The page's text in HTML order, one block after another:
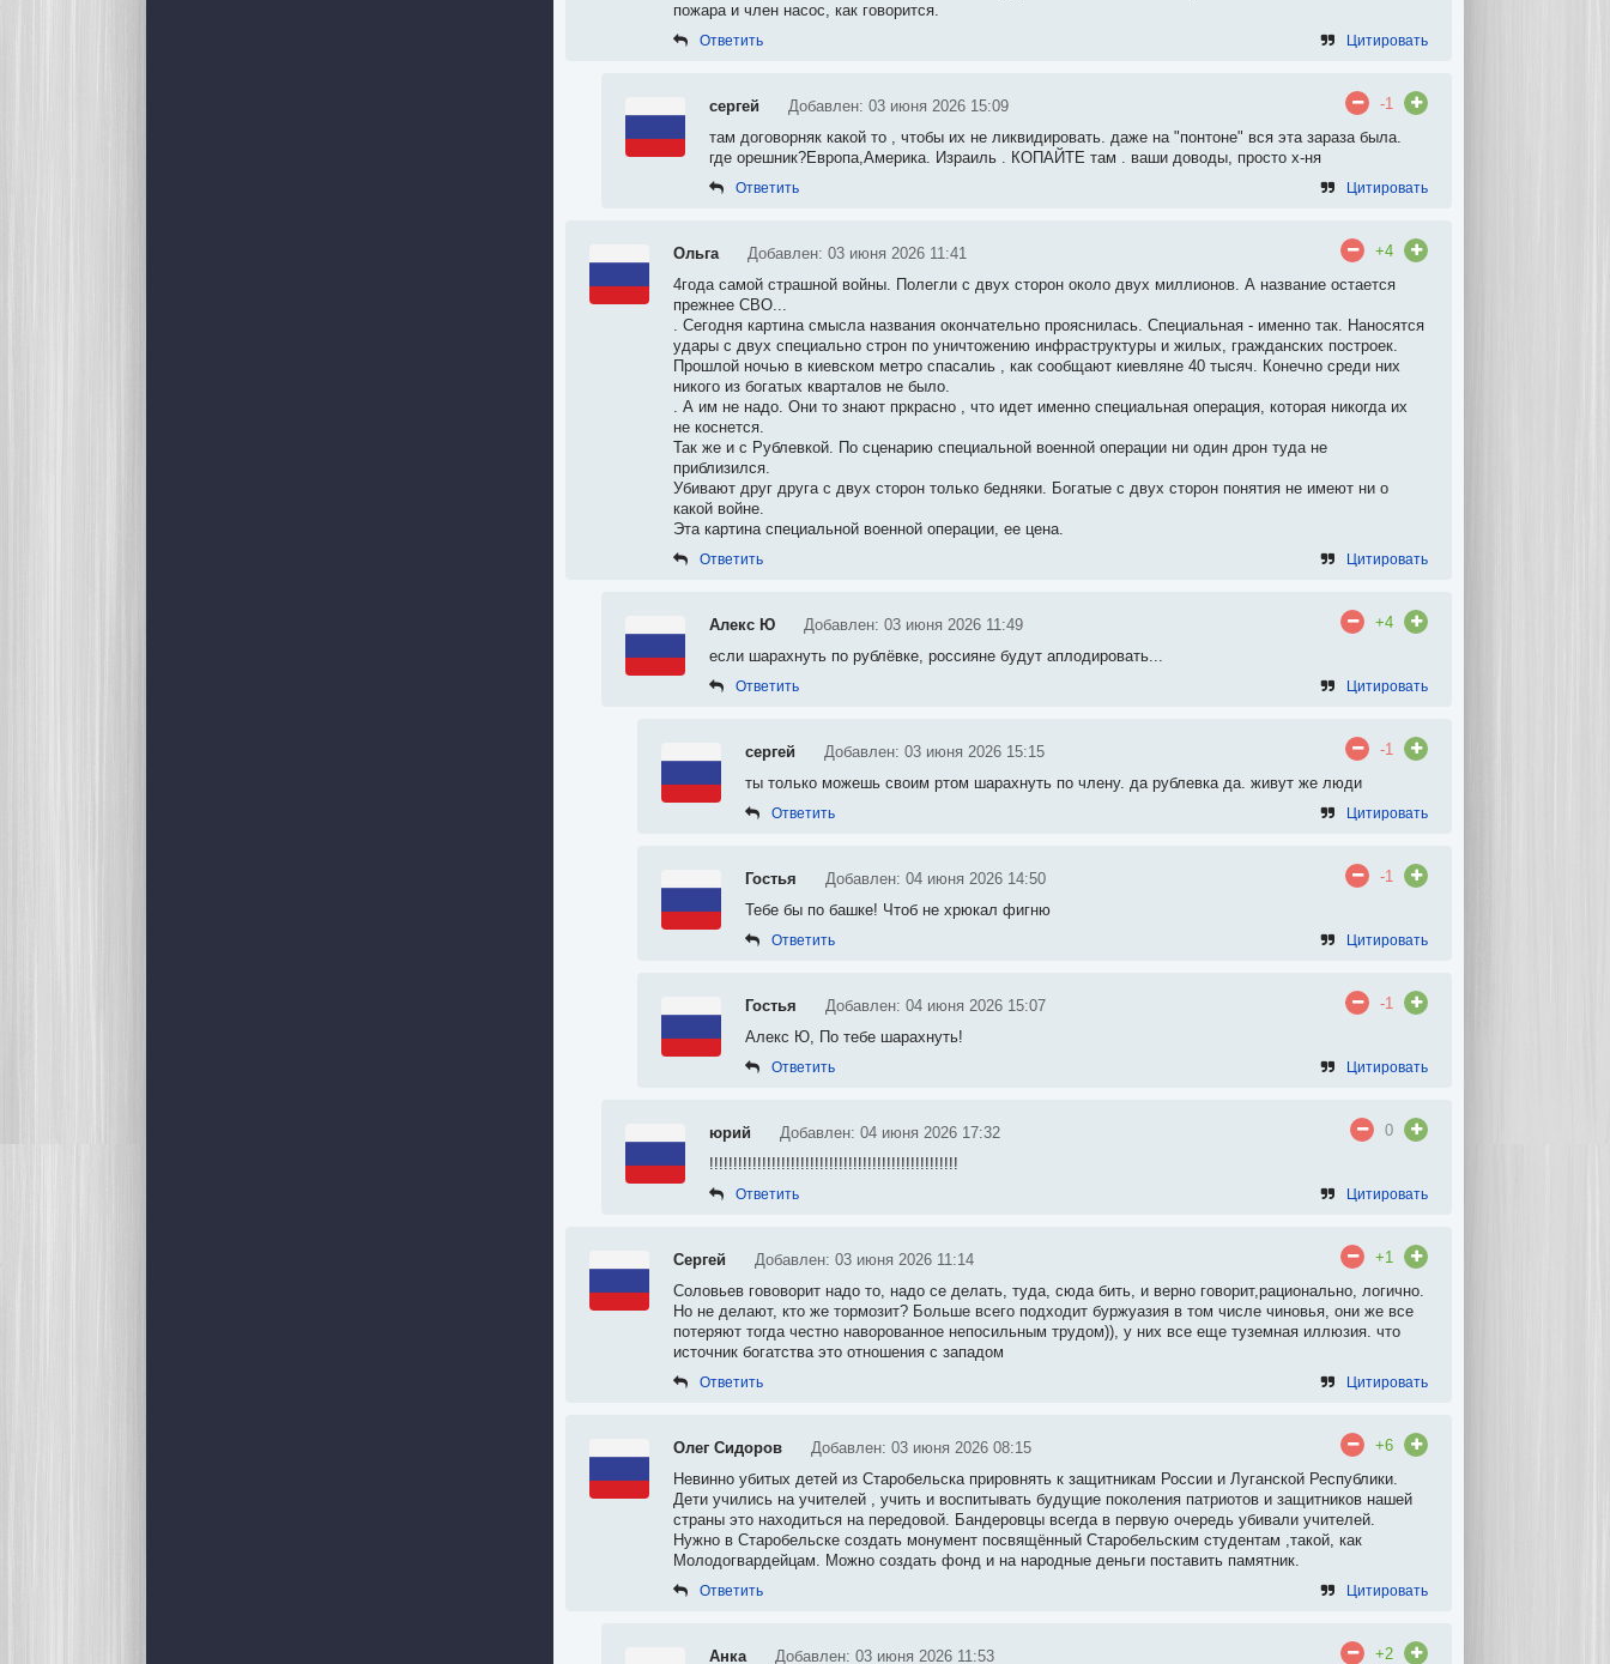
пожара и член насос, как говорится.
Ответить Цитировать
сергей Добавлен: 03 июня 2026 15:09
-1
там договорняк какой то , чтобы их не ликвидировать. даже на "понтоне" вся эта зараза была.
где орешник?Европа,Америка. Израиль . КОПАЙТЕ там . ваши доводы, просто х-ня
Ответить Цитировать
Ольга Добавлен: 03 июня 2026 11:41
+4
4года самой страшной войны. Полегли с двух сторон около двух миллионов. А название остается
прежнее СВО...
. Сегодня картина смысла названия окончательно прояснилась. Специальная - именно так. Наносятся
удары с двух специально строн по уничтожению инфраструктуры и жилых, гражданских построек.
Прошлой ночью в киевском метро спасалиь , как сообщают киевляне 40 тысяч. Конечно среди них
никого из богатых кварталов не было.
. А им не надо. Они то знают пркрасно , что идет именно специальная операция, которая никогда их
не коснется.
Так же и с Рублевкой. По сценарию специальной военной операции ни один дрон туда не
приблизился.
Убивают друг друга с двух сторон только бедняки. Богатые с двух сторон понятия не имеют ни о
какой войне.
Эта картина специальной военной операции, ее цена.
Ответить Цитировать
Алекс Ю Добавлен: 03 июня 2026 11:49
+4
если шарахнуть по рублёвке, россияне будут аплодировать...
Ответить Цитировать
сергей Добавлен: 03 июня 2026 15:15
-1
ты только можешь своим ртом шарахнуть по члену. да рублевка да. живут же люди
Ответить Цитировать
Гостья Добавлен: 04 июня 2026 14:50
-1
Тебе бы по башке! Чтоб не хрюкал фигню
Ответить Цитировать
Гостья Добавлен: 04 июня 2026 15:07
-1
Алекс Ю, По тебе шарахнуть!
Ответить Цитировать
юрий Добавлен: 04 июня 2026 17:32
0
!!!!!!!!!!!!!!!!!!!!!!!!!!!!!!!!!!!!!!!!!!!!!!!!!!!!
Ответить Цитировать
Сергей Добавлен: 03 июня 2026 11:14
+1
Соловьев гововорит надо то, надо се делать, туда, сюда бить, и верно говорит,рационально, логично.
Но не делают, кто же тормозит? Больше всего подходит буржуазия в том числе чиновья, они же все
потеряют тогда честно наворованное непосильным трудом)), у них все еще туземная иллюзия. что
источник богатства это отношения с западом
Ответить Цитировать
Олег Сидоров Добавлен: 03 июня 2026 08:15
+6
Невинно убитых детей из Старобельска прировнять к защитникам России и Луганской Республики.
Дети учились на учителей , учить и воспитывать будущие поколения патриотов и защитников нашей
страны это находиться на передовой. Бандеровцы всегда в первую очередь убивали учителей.
Нужно в Старобельске создать монумент посвящённый Старобельским студентам ,такой, как
Молодогвардейцам. Можно создать фонд и на народные деньги поставить памятник.
Ответить Цитировать
Анка Добавлен: 03 июня 2026 11:53 +2